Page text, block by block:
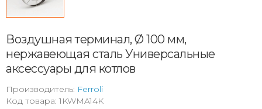
Воздушная терминал, Ø 100 мм,
нержавеющая сталь Универсальные
аксессуары для котлов
Производитель: Ferroli
Код товара: 1KWMA14K